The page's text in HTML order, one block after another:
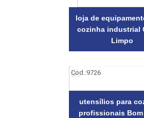
loja de
cozinha industrial
Limpo
Cod.:9726
utensílios para
profissionais Bom